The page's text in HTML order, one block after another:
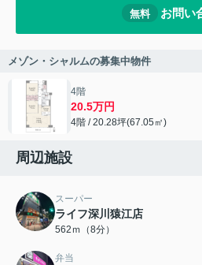
無料 お問い
メゾン・シャルムの募集中物件
4階
20.5万円
4階 / 20.28坪(67.05㎡)
周辺施設
スーパー
ライフ深川猿江店
562ｍ（8分）
弁当